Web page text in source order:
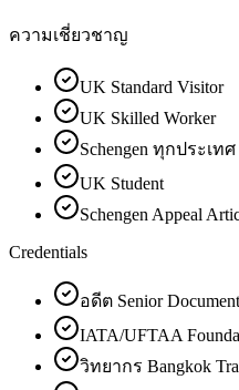
ความเชี่ยวชาญ
UK Standard Visitor
UK Skilled Worker
Schengen ทุกประเทศ
UK Student
Schengen Appeal
Credentials
อดีต Senior
IATA/UFTAA
วิทยากร Bangkok